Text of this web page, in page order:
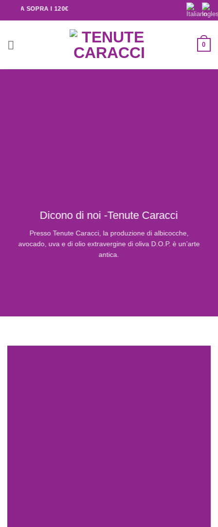
SOPRA I 120€
0
Dicono di noi -Tenute Caracci
Presso Tenute Caracci, la produzione di albicocche,
avocado, uva e di olio extravergine di oliva D.O.P. è un’arte
antica.